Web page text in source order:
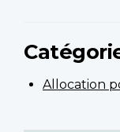
Allocation